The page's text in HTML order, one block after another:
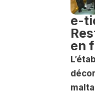
e-
en